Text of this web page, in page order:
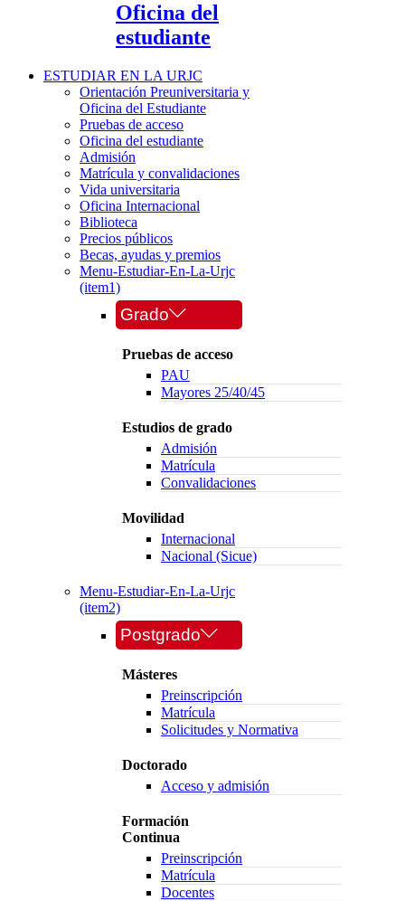
Oficina del
estudiante
ESTUDIAR EN LA URJC
Orientación Preuniversitaria y
Oficina del Estudiante
Pruebas de acceso
Oficina del estudiante
Admisión
Matrícula y convalidaciones
Vida universitaria
Oficina Internacional
Biblioteca
Precios públicos
Becas, ayudas y premios
Menu-Estudiar-En-La-Urjc
(item1)
Grado
Pruebas de acceso
PAU
Mayores 25/40/45
Estudios de grado
Admisión
Matrícula
Convalidaciones
Movilidad
Internacional
Nacional (Sicue)
Menu-Estudiar-En-La-Urjc
(item2)
Postgrado
Másteres
Preinscripción
Matrícula
Solicitudes y Normativa
Doctorado
Acceso y admisión
Formación
Continua
Preinscripción
Matrícula
Docentes